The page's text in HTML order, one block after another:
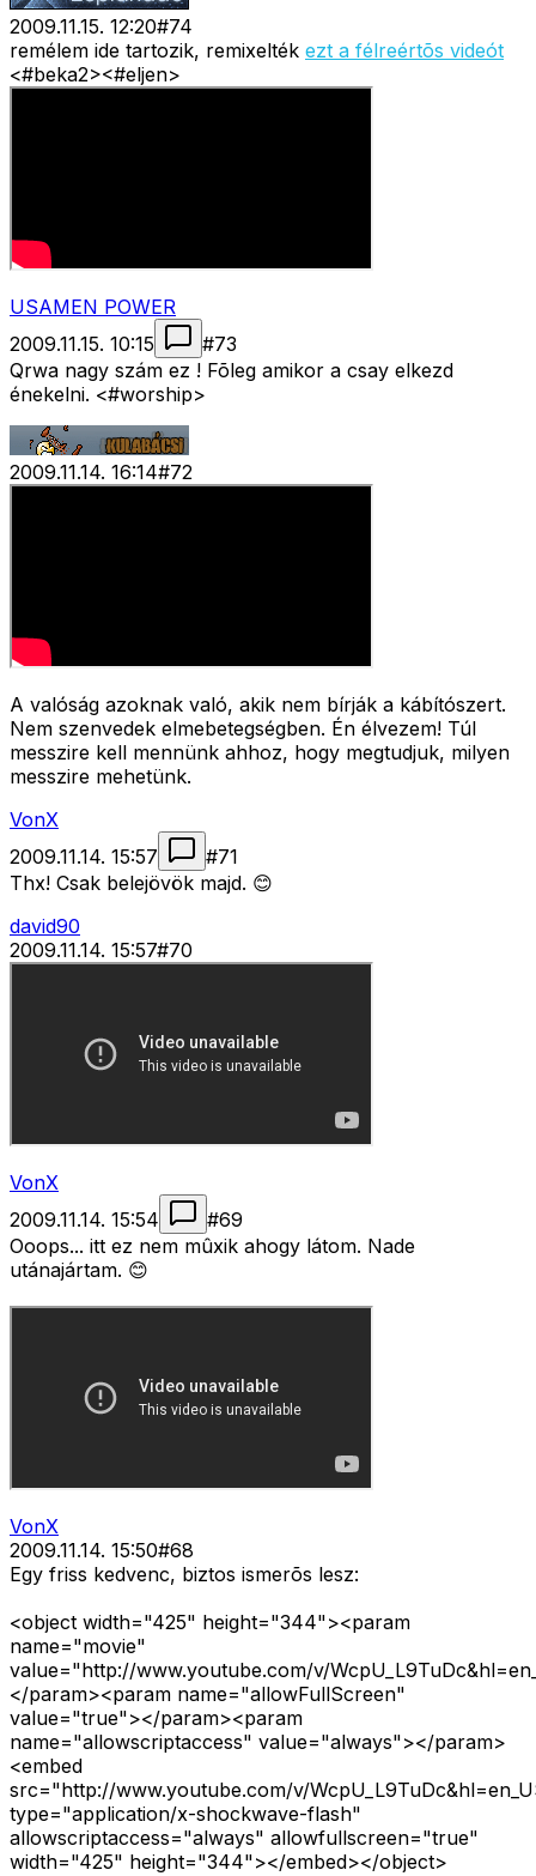
2009.11.15. 12:20#74
remélem ide tartozik, remixelték ezt a félreértõs videót
<#beka2><#eljen>
USAMEN POWER
2009.11.15. 10:15
#73
Qrwa nagy szám ez ! Fõleg amikor a csay elkezd
énekelni. <#worship>
2009.11.14. 16:14#72
A valóság azoknak való, akik nem bírják a kábítószert.
Nem szenvedek elmebetegségben. Én élvezem! Túl
messzire kell mennünk ahhoz, hogy megtudjuk, milyen
messzire mehetünk.
VonX
2009.11.14. 15:57
#71
Thx! Csak belejövök majd. 😊
david90
2009.11.14. 15:57#70
VonX
2009.11.14. 15:54
#69
Ooops... itt ez nem mûxik ahogy látom. Nade
utánajártam. 😊
VonX
2009.11.14. 15:50#68
Egy friss kedvenc, biztos ismerõs lesz:
<object width="425" height="344"><param
name="movie"
value="http://www.youtube.com/v/
</param><param name="allowFullScreen"
value="true"></param><param
name="allowscriptaccess" value="always"></param>
<embed
src="http://www.youtube.com/v/
type="application/x-shockwave-flash"
allowscriptaccess="always" allowfullscreen="true"
width="425" height="344"></embed></object>